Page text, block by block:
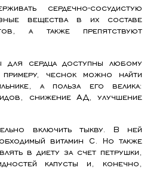
сердечно-сосудистую
вещества в их составе
а также препятствуют
для сердца доступны любому
чеснок можно найти
а польза его велика:
снижение АД, улучшение
включить тыкву. В ней
витамин С. Но также
в диету за счет петрушки,
капусты и, конечно,